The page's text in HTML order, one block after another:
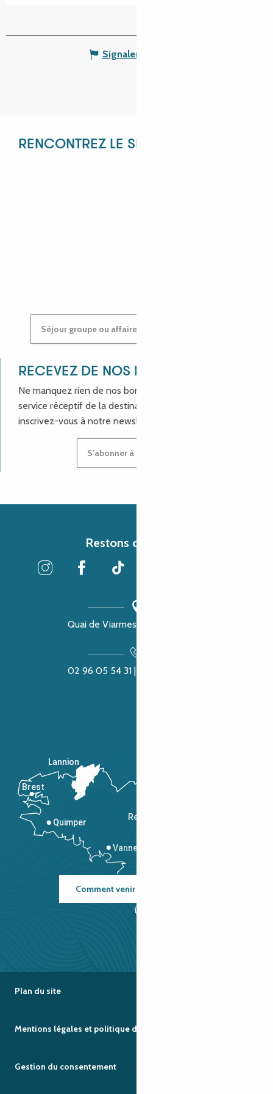
Signaler une erreur
RENCONTREZ LE SERVICE RÉCEPTIF !
Séjour groupe ou affaires : contactez-nous !
RECEVEZ DE NOS NOUVELLES !
Ne manquez rien de nos bons plans et aux actualités du
service réceptif de la destination Côte de Granit Rose,
inscrivez-vous à notre newsletter.
S’abonner à la newsletter
Restons connectés
Quai de Viarmes, 22300 Lannion
02 96 05 54 31 | 02 96 04 04 57
Rennes
Vannes
Quimper
Lannion
Brest
Comment venir ?
Plan du site
Mentions légales et politique de confidentialité
Gestion du consentement